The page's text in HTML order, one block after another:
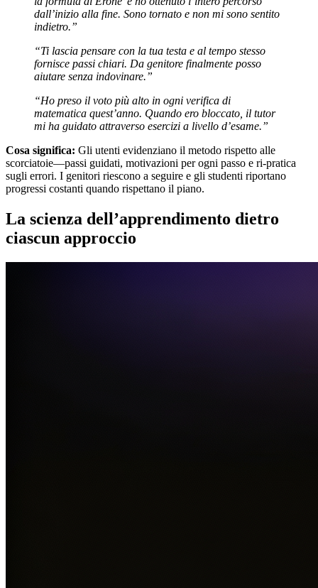
dall’inizio alla fine. Sono tornato e non mi sono sentito
indietro.”
“Ti lascia pensare con la tua testa e al tempo stesso
fornisce passi chiari. Da genitore finalmente posso
aiutare senza indovinare.”
“Ho preso il voto più alto in ogni verifica di
matematica quest’anno. Quando ero bloccato, il tutor
mi ha guidato attraverso esercizi a livello d’esame.”
Cosa significa: Gli utenti evidenziano il metodo rispetto alle
scorciatoie—passi guidati, motivazioni per ogni passo e ri-pratica
sugli errori. I genitori riescono a seguire e gli studenti riportano
progressi costanti quando rispettano il piano.
La scienza dell’apprendimento dietro
ciascun approccio